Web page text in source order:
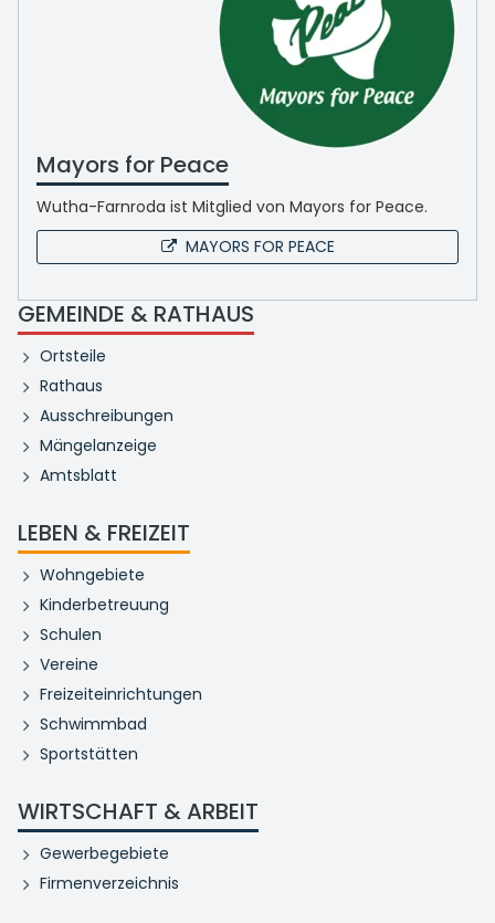
Mayors for Peace
Wutha-Farnroda ist Mitglied von Mayors for Peace.
MAYORS FOR PEACE
GEMEINDE & RATHAUS
Ortsteile
Rathaus
Ausschreibungen
Mängelanzeige
Amtsblatt
LEBEN & FREIZEIT
Wohngebiete
Kinderbetreuung
Schulen
Vereine
Freizeiteinrichtungen
Schwimmbad
Sportstätten
WIRTSCHAFT & ARBEIT
Gewerbegebiete
Firmenverzeichnis